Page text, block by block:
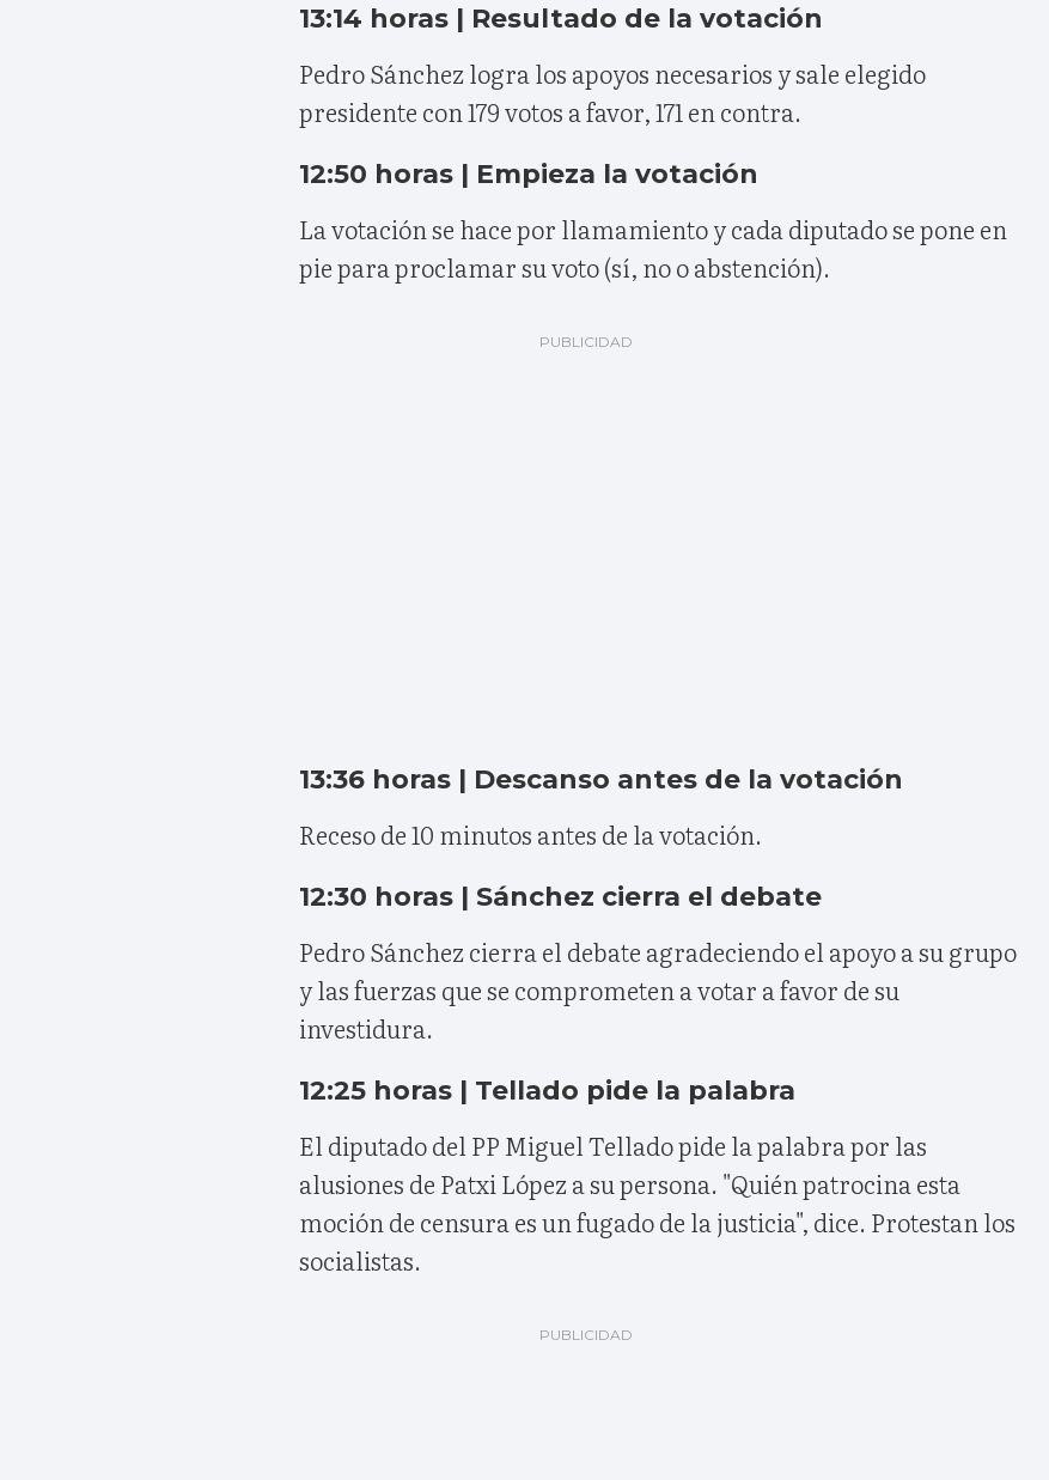
13:14 horas | Resultado de la votación
Pedro Sánchez logra los apoyos necesarios y sale elegido
presidente con 179 votos a favor, 171 en contra.
12:50 horas | Empieza la votación
La votación se hace por llamamiento y cada diputado se pone en
pie para proclamar su voto (sí, no o abstención).
13:36 horas | Descanso antes de la votación
Receso de 10 minutos antes de la votación.
12:30 horas | Sánchez cierra el debate
Pedro Sánchez cierra el debate agradeciendo el apoyo a su grupo
y las fuerzas que se comprometen a votar a favor de su
investidura.
12:25 horas | Tellado pide la palabra
El diputado del PP Miguel Tellado pide la palabra por las
alusiones de Patxi López a su persona. "Quién patrocina esta
moción de censura es un fugado de la justicia", dice. Protestan los
socialistas.